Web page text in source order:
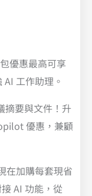
優惠最高可享
工作助理。
要與文件！ 升
優惠，兼顧
在加購每套現省
AI 功能，從